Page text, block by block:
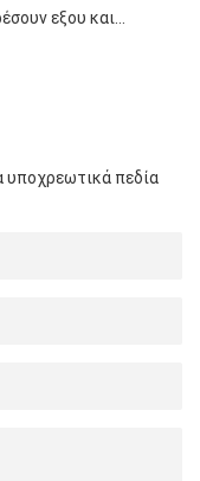
εξου και…
υποχρεωτικά πεδία